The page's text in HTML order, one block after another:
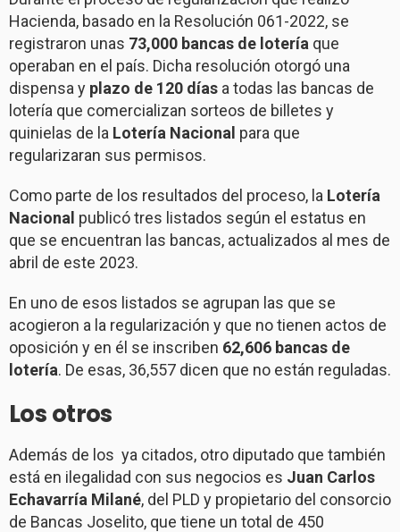
Hacienda, basado en la Resolución 061-2022, se
registraron unas 73,000 bancas de lotería que
operaban en el país. Dicha resolución otorgó una
dispensa y plazo de 120 días a todas las bancas de
lotería que comercializan sorteos de billetes y
quinielas de la Lotería Nacional para que
regularizaran sus permisos.
Como parte de los resultados del proceso, la Lotería
Nacional publicó tres listados según el estatus en
que se encuentran las bancas, actualizados al mes de
abril de este 2023.
En uno de esos listados se agrupan las que se
acogieron a la regularización y que no tienen actos de
oposición y en él se inscriben 62,606 bancas de
lotería. De esas, 36,557 dicen que no están reguladas.
Los otros
Además de los ya citados, otro diputado que también
está en ilegalidad con sus negocios es Juan Carlos
Echavarría Milané, del PLD y propietario del consorcio
de Bancas Joselito, que tiene un total de 450